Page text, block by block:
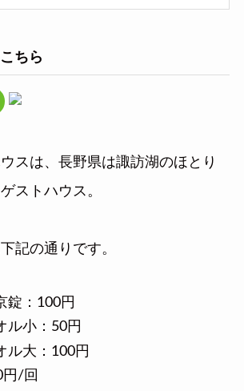
ちら
スは、長野県は諏訪湖のほとり
ストハウス。
記の通りです。
錠：100円
ル小：50円
ル大：100円
/回